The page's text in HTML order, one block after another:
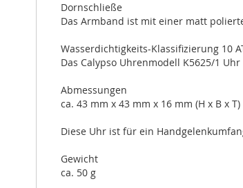
Dornschließe
Das Armband ist mit einer matt
Wasserdichtigkeits-Klassifizierung 10
Das Calypso Uhrenmodell K5625/1
Abmessungen
ca. 43 mm x 43 mm x 16 mm (H x B x T)
Diese Uhr ist für ein
Gewicht
ca. 50 g